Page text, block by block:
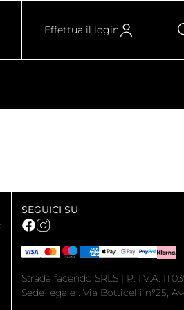
Effettua il login
SEGUICI SU
Strada facendo SRLS | P. I.V.A.
Sede legale : Via Botticelli n°25,